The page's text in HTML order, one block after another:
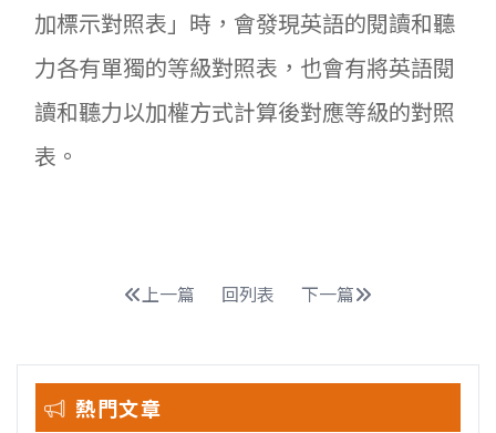
加標示對照表」時，會發現英語的閱讀和聽
力各有單獨的等級對照表，也會有將英語閱
讀和聽力以加權方式計算後對應等級的對照
表。
上一篇 回列表 下一篇
熱門文章